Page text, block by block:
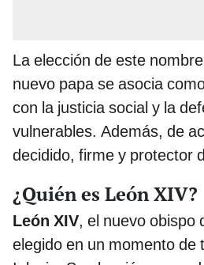
La elección de este
nuevo papa se asocia
con la justicia social y la
vulnerables. Además, de
decidido, firme y protector
¿Quién es León XIV?
León XIV, el nuevo obispo
elegido en un momento de